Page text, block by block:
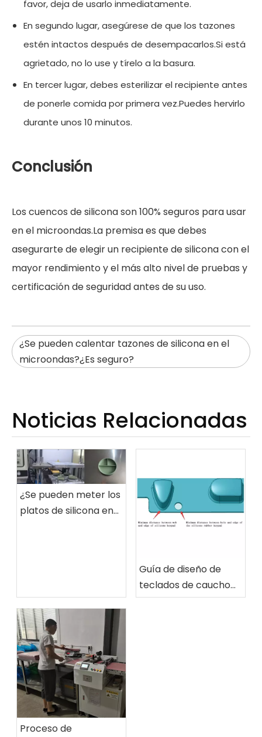
favor, deja de usarlo inmediatamente.
En segundo lugar, asegúrese de que los tazones
estén intactos después de desempacarlos.Si está
agrietado, no lo use y tírelo a la basura.
En tercer lugar, debes esterilizar el recipiente antes
de ponerle comida por primera vez.Puedes hervirlo
durante unos 10 minutos.
Conclusión
Los cuencos de silicona son 100% seguros para usar
en el microondas.La premisa es que debes
asegurarte de elegir un recipiente de silicona con el
mayor rendimiento y el más alto nivel de pruebas y
certificación de seguridad antes de su uso.
¿Se pueden calentar tazones de silicona en el
microondas?¿Es seguro?
Noticias Relacionadas
¿Se pueden meter los
platos de silicona en
Guía de diseño de
teclados de caucho
de silicona: dimensión
Proceso de